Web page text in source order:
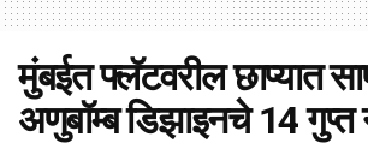
मुंबईत फ्लॅटवरील छाप्यात
अणुबॉम्ब डिझाइनचे 14